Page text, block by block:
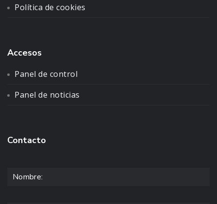
Política de cookies
Accesos
Panel de control
Panel de noticias
Contacto